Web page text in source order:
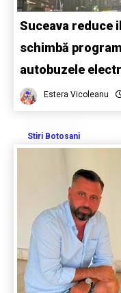
Suceava reduce
schimbă
autobuzele
Estera Vicoleanu
Stiri Botosani